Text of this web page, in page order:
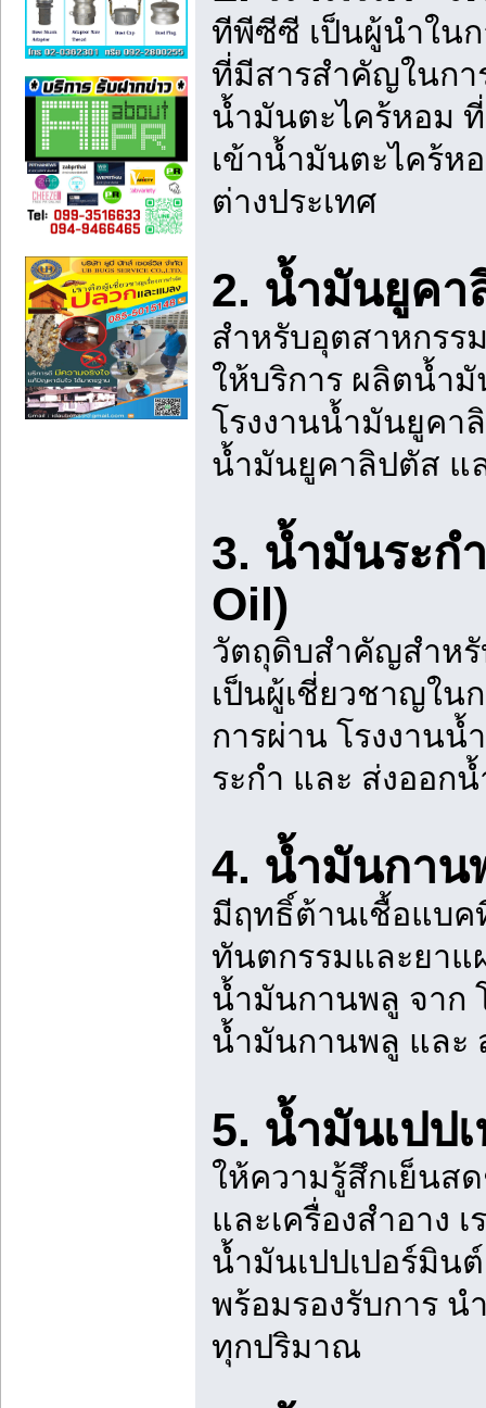
ทีพีซีซี เป็นผู้นำใน
ที่มีสารสำคัญในกา
น้ำมันตะไคร้หอม
เข้าน้ำมันตะไคร้ห
ต่างประเทศ
2. น้ำมันยูคา
สำหรับอุตสาหกรร
ให้บริการ ผลิตน้ำ
โรงงานน้ำมันยูคา
น้ำมันยูคาลิปตัส แ
3. น้ำมันระก
Oil)
วัตถุดิบสำคัญสำหรั
เป็นผู้เชี่ยวชาญใน
การผ่าน โรงงาน
ระกำ และ ส่งออ
4. น้ำมันกาน
มีฤทธิ์ต้านเชื้อแบค
ทันตกรรมและยา
น้ำมันกานพลู จาก
น้ำมันกานพลู และ
5. น้ำมันเปป
ให้ความรู้สึกเย็นส
และเครื่องสำอาง
น้ำมันเปปเปอร์มิน
พร้อมรองรับการ น
ทุกปริมาณ